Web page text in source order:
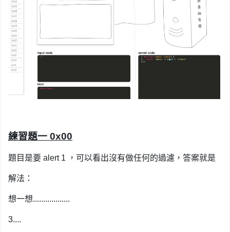
練習題一 0x00
題目是要 alert 1 ，可以看出沒有做任何的過濾，答案就是
解法：
想一想..................
3....